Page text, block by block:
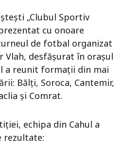
„Clubul Sportiv
cu onoare
de fotbal organizat
Vlah, desfășurat în orașul
a reunit formații din mai
Bălți, Soroca, Cantemir,
și Comrat.
echipa din Cahul a
rezultate: